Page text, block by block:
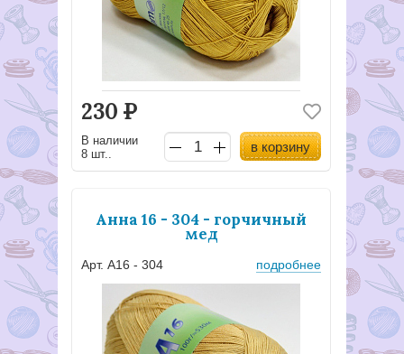
230 Р
В наличии
8 шт..
в корзину
Анна 16 - 304 - горчичный
мед
Арт. А16 - 304 подробнее